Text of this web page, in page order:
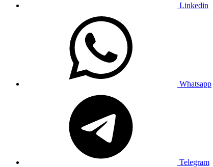
Linkedin
Whatsapp
Telegram